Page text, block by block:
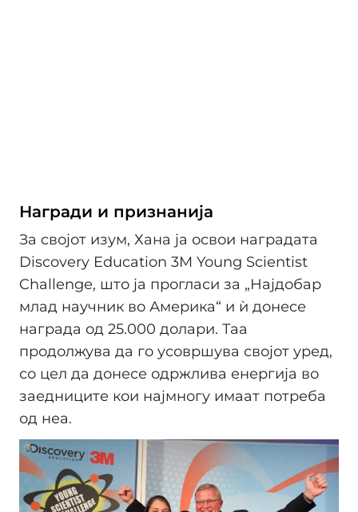
Награди и признанија
За својот изум, Хана ја освои наградата
Discovery Education 3M Young Scientist
Challenge, што ја прогласи за „Најдобар
млад научник во Америка“ и ѝ донесе
награда од 25.000 долари. Таа
продолжува да го усовршува својот уред,
со цел да донесе одржлива енергија во
заедниците кои најмногу имаат потреба
од неа.